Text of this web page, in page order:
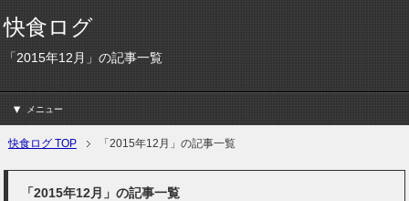
快食ログ
「2015年12月」の記事一覧
メニュー
快食ログ TOP 「2015年12月」の記事一覧
「2015年12月」の記事一覧